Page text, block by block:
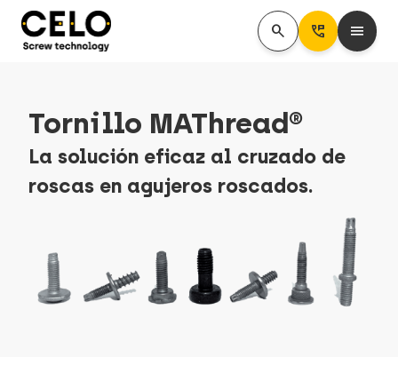
search Perm_Phone_Msg menu
Tornillo MAThread®
La solución eficaz al cruzado de
roscas en agujeros roscados.